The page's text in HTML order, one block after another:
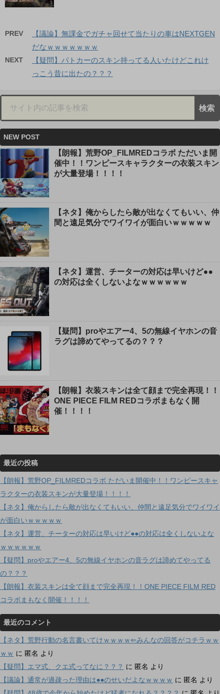
PREV
【議論】無課金でガチャ回せて当たりの車はNEXTGEN
だなｗｗｗｗｗｗｗ
NEXT
【疑問】パトカーのスキン持ってる人いたけどこれけ
っこう昔に出たの？？？
NEW POST
【朗報】荒野OP_FILMREDコラボ ただいま開
催中！！ワンピースキャラクターの衣装スキン
が大量登場！！！！
【ネタ】俺からしたら敵が出なくてもいい、仲
間と遠足気分でワイワイが面白いｗｗｗｗｗ
【ネタ】運営、チーターの対応は早いけど●●
の対応は全くしないよなｗｗｗｗｗｗ
【疑問】proやエアー4、5の無線イヤホンの音
ラグは諦めてやってるの？？？
【朗報】衣装スキンは全て顔まで完全再現！！
ONE PIECE FILM REDコラボまもなく開
催！！！！
最近の投稿
【朗報】荒野OP_FILMREDコラボ ただいま開催中！！ワンピースキャ
ラクターの衣装スキンが大量登場！！！！
【ネタ】俺からしたら敵が出なくてもいい、仲間と遠足気分でワイワイ
が面白いｗｗｗｗｗ
【ネタ】運営、チーターの対応は早いけど●●の対応は全くしないよな
ｗｗｗｗｗｗ
【疑問】proやエアー4、5の無線イヤホンの音ラグは諦めてやってる
の？？？
【朗報】衣装スキンは全て顔まで完全再現！！ONE PIECE FILM RED
コラボまもなく開催！！！！
最近のコメント
【ネタ】荒野行動の名言書いてけｗｗｗｗ⇐みんなの回答がコチラｗｗ
ｗｗ に 匿名 より
【疑問】エマ式、クエ式ってなに？？？ に 匿名 より
【議論】通常が過疎った理由は●●のせいだよなｗｗｗｗ に 匿名 より